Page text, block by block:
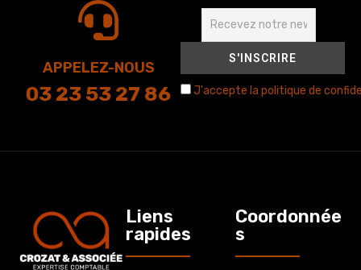
APPELEZ-NOUS
03 23 53 27 86 J'accepte la politique de
Liens
rapides
Coordonnée
s